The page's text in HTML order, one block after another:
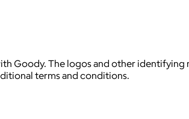
Goody. The logos and other identifying
terms and conditions.